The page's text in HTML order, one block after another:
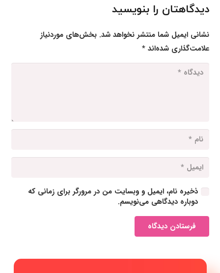
دیدگاهتان را بنویسید
نشانی ایمیل شما منتشر نخواهد شد. بخش‌های موردنیاز
علامت‌گذاری شده‌اند*
ذخیره نام، ایمیل و وبسایت من در مرورگر برای زمانی که
دوباره دیدگاهی می‌نویسم.
فرستادن دیدگاه